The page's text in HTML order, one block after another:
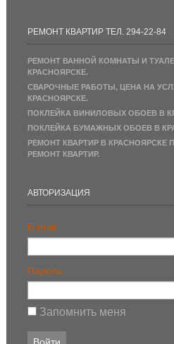
РЕМОНТ КВАРТИР ТЕЛ. 294-22-84
РЕМОНТ ВАННОЙ КОМНАТЫ И
КРАСНОЯРСКЕ.
СВАРОЧНЫЕ РАБОТЫ, ЦЕНА НА
КРАСНОЯРСКЕ.
ПОКЛЕЙКА ВИНИЛОВЫХ ОБОЕВ В
ПОКЛЕЙКА БУМАЖНЫХ ОБОЕВ В
РЕМОНТ КВАРТИР В КРАСНОЯРСКЕ
РЕМОНТ КВАРТИР.
АВТОРИЗАЦИЯ
E-mail:
Пароль:
Запомнить меня